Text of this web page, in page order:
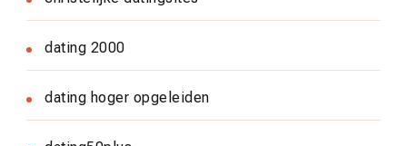
dating 2000
dating hoger opgeleiden